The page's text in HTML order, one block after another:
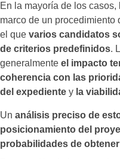
En la mayoría de los
marco de un procedimiento
el que varios candidatos
de criterios predefinidos.
generalmente el impacto
coherencia con las
del expediente y la
Un análisis preciso de
posicionamiento del
probabilidades de